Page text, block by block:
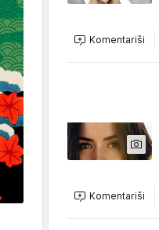
Komentariši
Komentariši